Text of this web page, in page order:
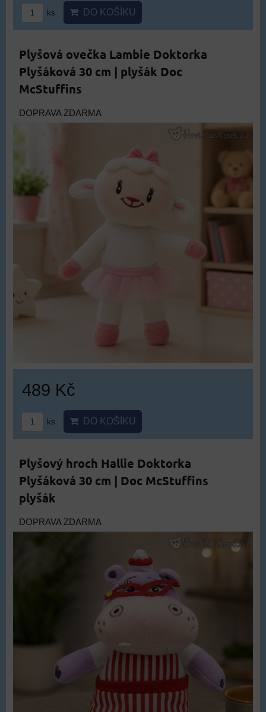
ks DO KOŠÍKU
Plyšová ovečka Lambie Doktorka
Plyšáková 30 cm | plyšák Doc
McStuffins
DOPRAVA ZDARMA
489 Kč
ks DO KOŠÍKU
Plyšový hroch Hallie Doktorka
Plyšáková 30 cm | Doc McStuffins
plyšák
DOPRAVA ZDARMA